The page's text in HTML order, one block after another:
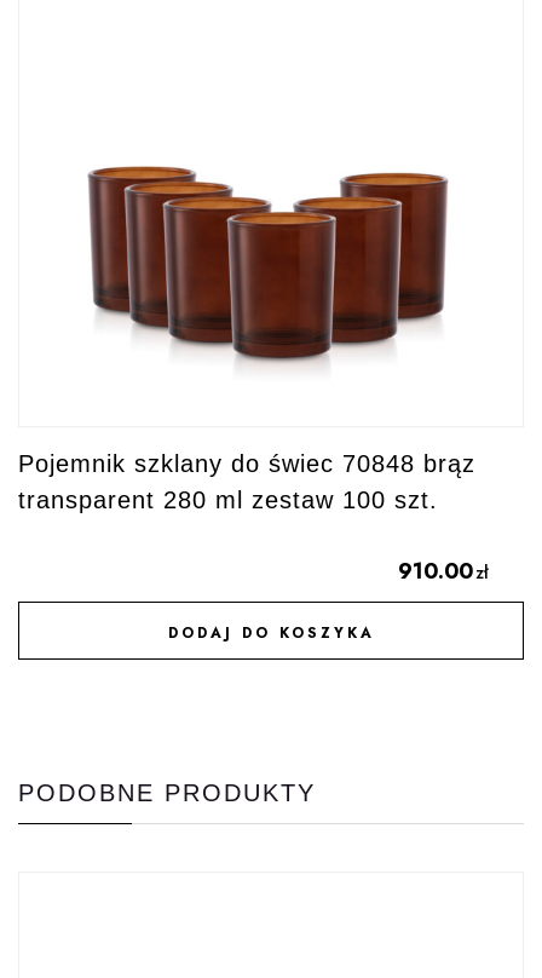
Pojemnik szklany do świec 70848 brąz
transparent 280 ml zestaw 100 szt.
910.00zł
DODAJ DO KOSZYKA
DODAJ DO ULUBIONYCH
PODOBNE PRODUKTY